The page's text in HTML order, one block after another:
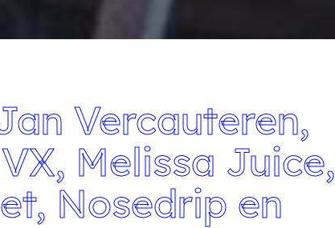
Vercauteren,
Melissa Juice,
Nosedrip en